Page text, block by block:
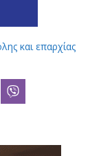
και επαρχίας
WhatsApp